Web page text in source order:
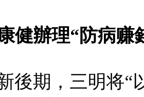
健辦理“防病赚
後期，三明将“